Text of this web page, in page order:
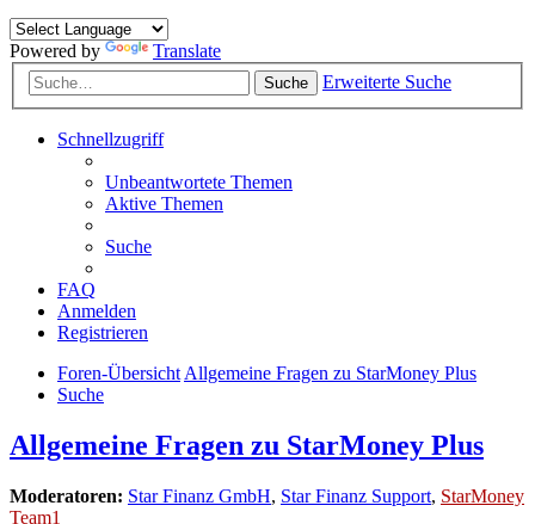
Powered by Translate
Suche Erweiterte Suche
Schnellzugriff
Unbeantwortete Themen
Aktive Themen
Suche
FAQ
Anmelden
Registrieren
Foren-ÜbersichtAllgemeine Fragen zu StarMoney Plus
Suche
Allgemeine Fragen zu StarMoney Plus
Moderatoren: Star Finanz GmbH, Star Finanz Support, StarMoney
Team1